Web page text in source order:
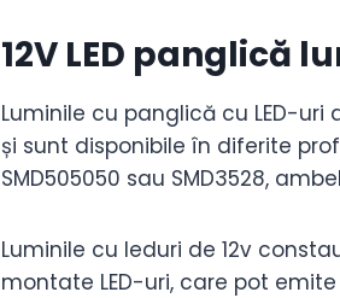
12V LED panglică
Luminile cu panglică cu LED-uri
și sunt disponibile în diferite
SMD505050 sau SMD3528,
Luminile cu leduri de 12v
montate LED-uri, care pot